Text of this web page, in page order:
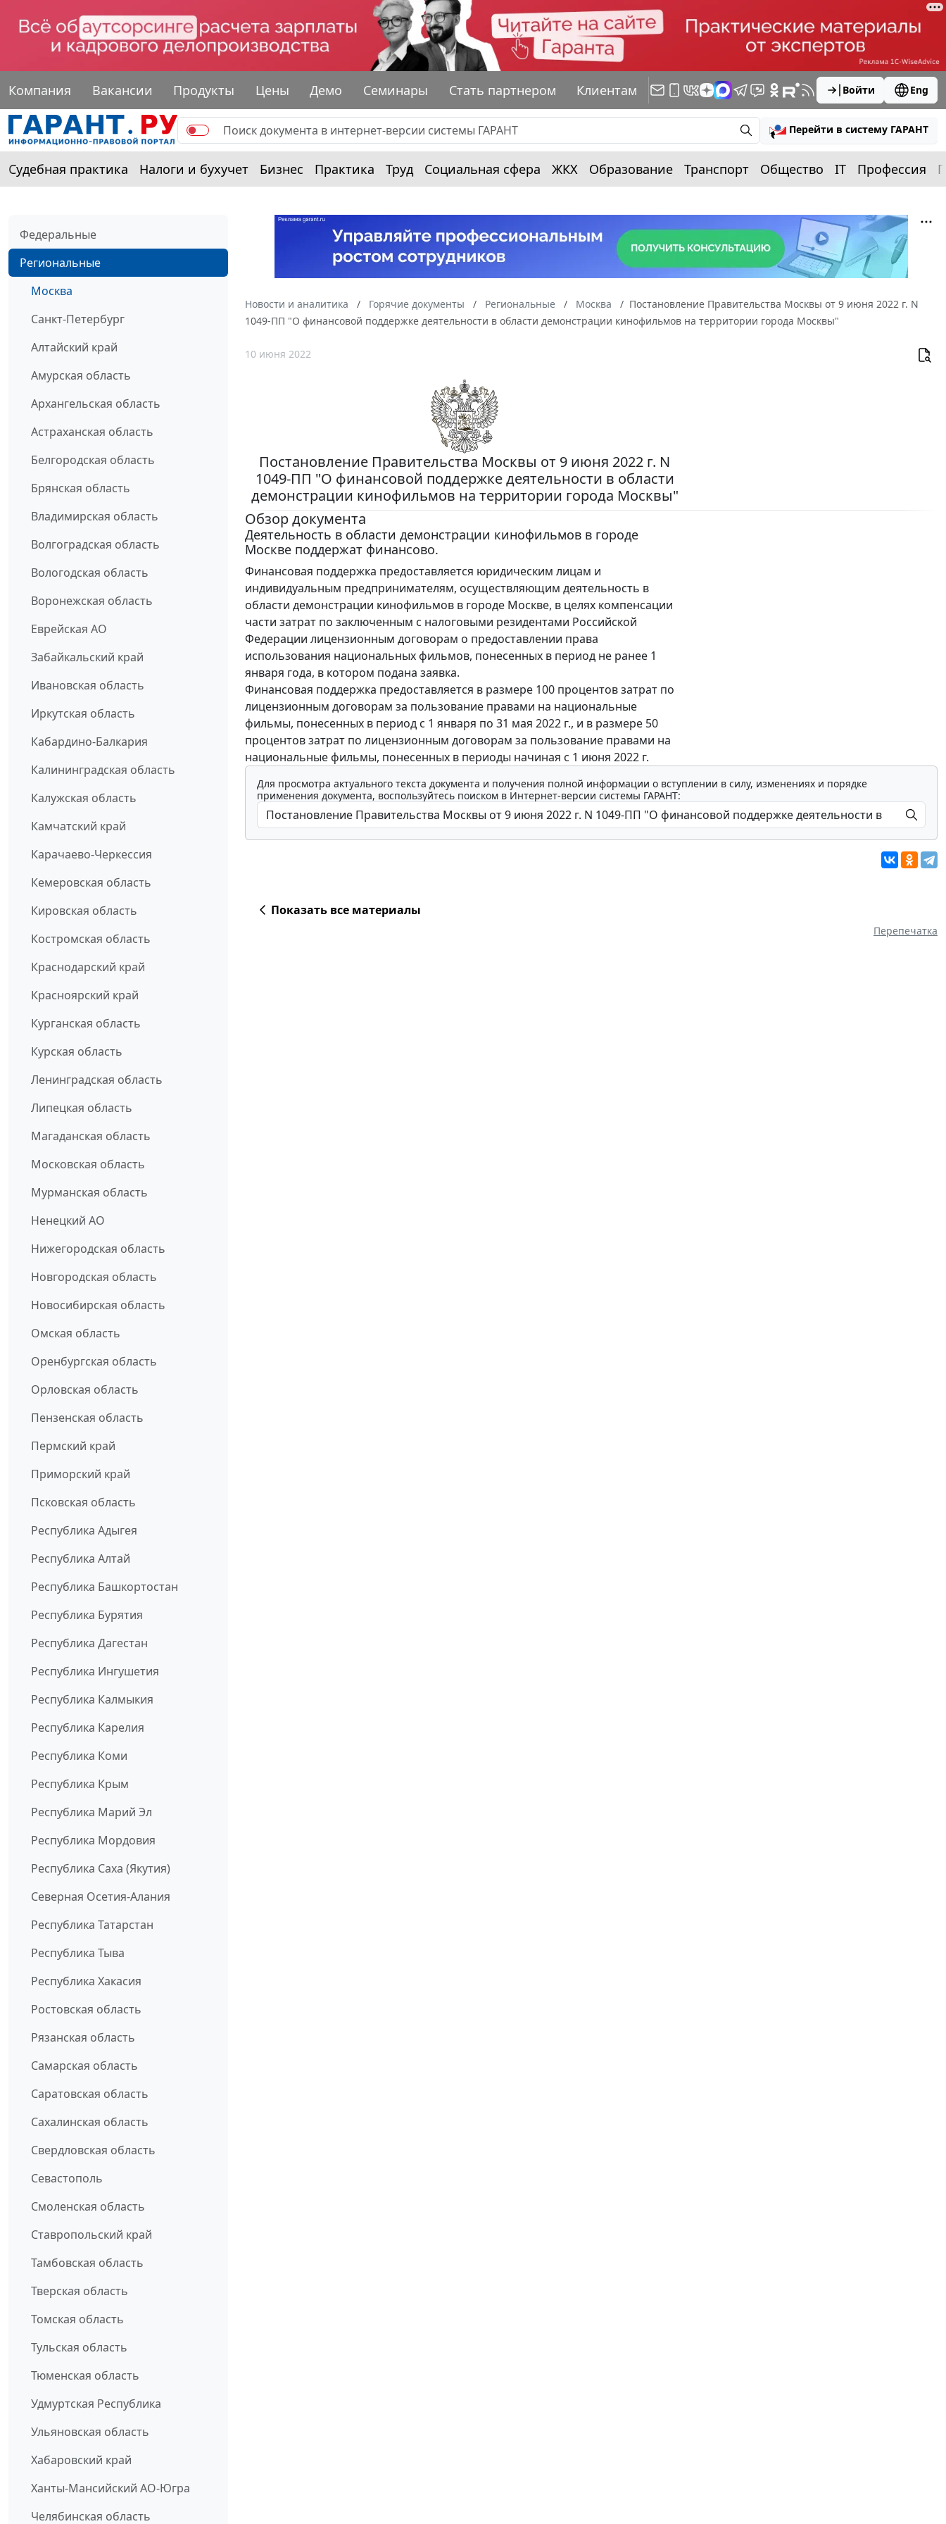
Компания Вакансии Продукты Цены Демо Семинары Стать партнером Клиентам Войти Eng
Перейти в систему ГАРАНТ
Судебная практика Налоги и бухучет Бизнес Практика Труд Социальная сфера ЖКХ Образование Транспорт Общество IT Профессия
Федеральные
Региональные
Москва
Санкт-Петербург
Алтайский край
Амурская область
Архангельская область
Астраханская область
Белгородская область
Брянская область
Владимирская область
Волгоградская область
Вологодская область
Воронежская область
Еврейская АО
Забайкальский край
Ивановская область
Иркутская область
Кабардино-Балкария
Калининградская область
Калужская область
Камчатский край
Карачаево-Черкессия
Кемеровская область
Кировская область
Костромская область
Краснодарский край
Красноярский край
Курганская область
Курская область
Ленинградская область
Липецкая область
Магаданская область
Московская область
Мурманская область
Ненецкий АО
Нижегородская область
Новгородская область
Новосибирская область
Омская область
Оренбургская область
Орловская область
Пензенская область
Пермский край
Приморский край
Псковская область
Республика Адыгея
Республика Алтай
Республика Башкортостан
Республика Бурятия
Республика Дагестан
Республика Ингушетия
Республика Калмыкия
Республика Карелия
Республика Коми
Республика Крым
Республика Марий Эл
Республика Мордовия
Республика Саха (Якутия)
Северная Осетия-Алания
Республика Татарстан
Республика Тыва
Республика Хакасия
Ростовская область
Рязанская область
Самарская область
Саратовская область
Сахалинская область
Свердловская область
Севастополь
Смоленская область
Ставропольский край
Тамбовская область
Тверская область
Томская область
Тульская область
Тюменская область
Удмуртская Республика
Ульяновская область
Хабаровский край
Ханты-Мансийский АО-Югра
Челябинская область
Новости и аналитика Горячие документы Региональные Москва
Постановление Правительства Москвы от 9 июня 2022 г. N
1049-ПП "О финансовой поддержке деятельности в области демонстрации кинофильмов на территории города Москвы"
10 июня 2022
Постановление Правительства Москвы от 9 июня 2022 г. N
1049-ПП "О финансовой поддержке деятельности в области
демонстрации кинофильмов на территории города Москвы"
Обзор документа
Деятельность в области демонстрации кинофильмов в городе
Москве поддержат финансово.
Финансовая поддержка предоставляется юридическим лицам и
индивидуальным предпринимателям, осуществляющим деятельность в
области демонстрации кинофильмов в городе Москве, в целях компенсации
части затрат по заключенным с налоговыми резидентами Российской
Федерации лицензионным договорам о предоставлении права
использования национальных фильмов, понесенных в период не ранее 1
января года, в котором подана заявка.
Финансовая поддержка предоставляется в размере 100 процентов затрат по
лицензионным договорам за пользование правами на национальные
фильмы, понесенных в период с 1 января по 31 мая 2022 г., и в размере 50
процентов затрат по лицензионным договорам за пользование правами на
национальные фильмы, понесенных в периоды начиная с 1 июня 2022 г.
Для просмотра актуального текста документа и получения полной информации о вступлении в силу, изменениях и порядке
применения документа, воспользуйтесь поиском в Интернет-версии системы ГАРАНТ:
Показать все материалы
Перепечатка